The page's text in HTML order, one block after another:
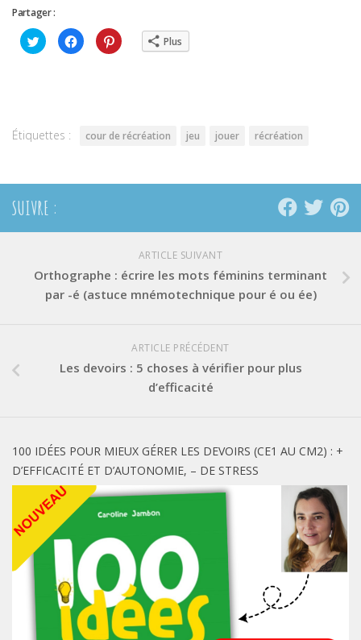
Partager :
Cliquez
pour
partager
Cliquez
pour
partager
Cliquez
pour Plus
Étiquettes : cour de récréation jeu jouer récréation
SUIVRE :
ARTICLE SUIVANT
Orthographe : écrire les mots féminins terminant
par -é (astuce mnémotechnique pour é ou ée)
ARTICLE PRÉCÉDENT
Les devoirs : 5 choses à vérifier pour plus
d’efficacité
100 IDÉES POUR MIEUX GÉRER LES DEVOIRS (CE1 AU CM2) : +
D’EFFICACITÉ ET D’AUTONOMIE, – DE STRESS